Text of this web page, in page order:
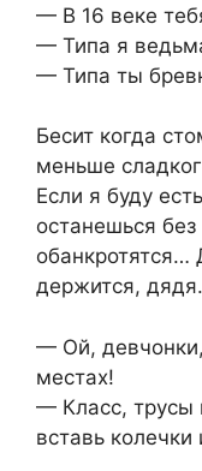
— В 16 веке
— Типа я
— Типа ты
Бесит когда
меньше
Если я буду
останешься
обанкротятся…
держится,
— Ой, девчонки,
местах!
— Класс, трусы
вставь колечки